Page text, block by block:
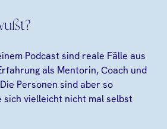
Podcast sind reale Fälle aus
als Mentorin, Coach und
Personen sind aber so
vielleicht nicht mal selbst